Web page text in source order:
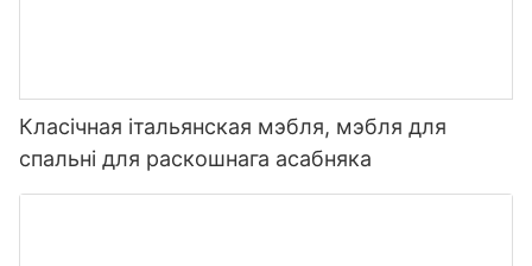
Класічная італьянская мэбля, мэбля для
спальні для раскошнага асабняка